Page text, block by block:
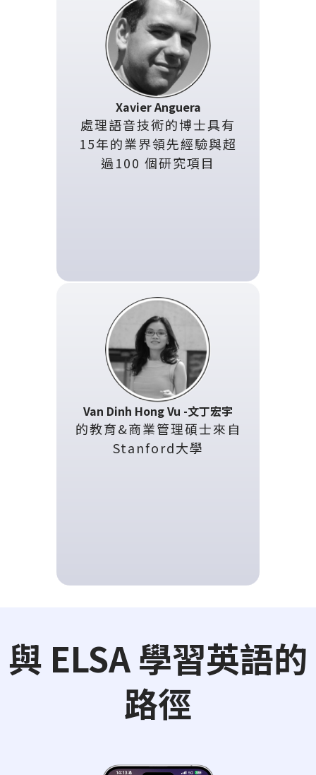
Xavier Anguera
處理語音技術的博士具有
15年的業界領先經驗與超
過100 個研究項目
Van Dinh Hong Vu -文丁宏宇
的教育&商業管理碩士來自
Stanford大學
與 ELSA 學習英語的
路徑